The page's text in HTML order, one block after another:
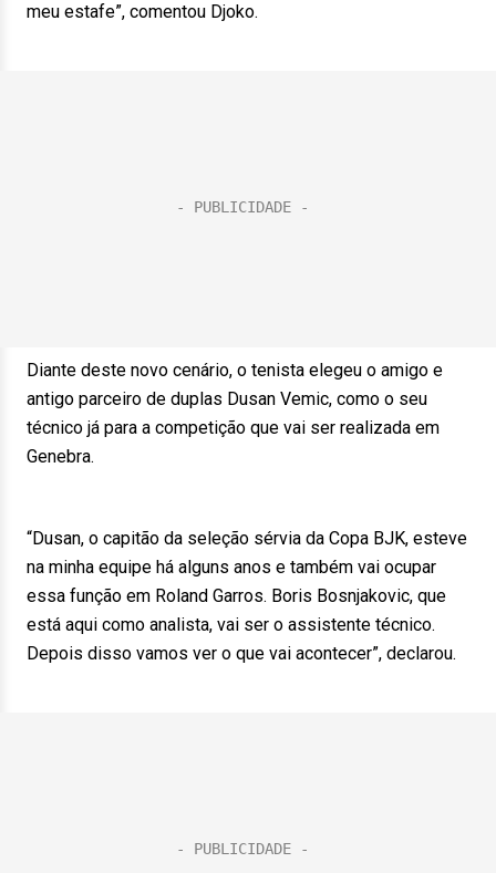
meu estafe”, comentou Djoko.
Diante deste novo cenário, o tenista elegeu o amigo e
antigo parceiro de duplas Dusan Vemic, como o seu
técnico já para a competição que vai ser realizada em
Genebra.
“Dusan, o capitão da seleção sérvia da Copa BJK, esteve
na minha equipe há alguns anos e também vai ocupar
essa função em Roland Garros. Boris Bosnjakovic, que
está aqui como analista, vai ser o assistente técnico.
Depois disso vamos ver o que vai acontecer”, declarou.